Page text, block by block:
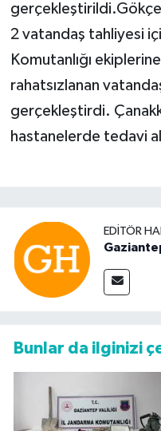
2 vatandaş tahliyesi
Komutanlığı
rahatsızlanan
gerçekleştirdi.
hastanelerde tedavi
EDITÖR
Bunlar da ilginizi